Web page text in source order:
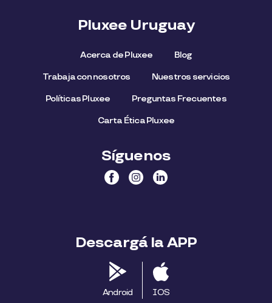
Pluxee Uruguay
Acerca de Pluxee Blog
Trabaja con nosotros Nuestros servicios
Políticas Pluxee Preguntas Frecuentes
Carta Ética Pluxee
Síguenos
Descargá la APP
Android IOS